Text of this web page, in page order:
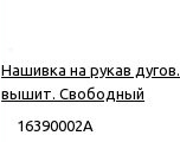
Нашивка на рукав дугов.
вышит. Свободный
16390002А